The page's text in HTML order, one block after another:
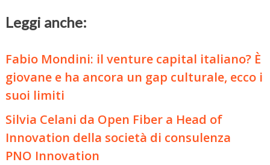
Leggi anche:
Fabio Mondini: il venture capital italiano? È
giovane e ha ancora un gap culturale, ecco i
suoi limiti
Silvia Celani da Open Fiber a Head of
Innovation della società di consulenza
PNO Innovation